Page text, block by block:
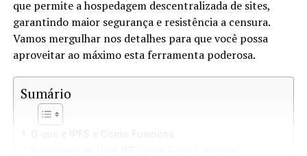
que permite a hospedagem descentralizada de sites,
garantindo maior segurança e resistência a censura.
Vamos mergulhar nos detalhes para que você possa
aproveitar ao máximo esta ferramenta poderosa.
Sumário